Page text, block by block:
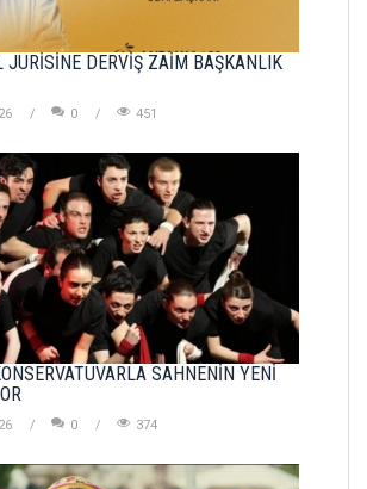
JÜRİSİNE DERVİŞ ZAİM BAŞKANLIK
0 451
SAHNENİN YENİ
0 374